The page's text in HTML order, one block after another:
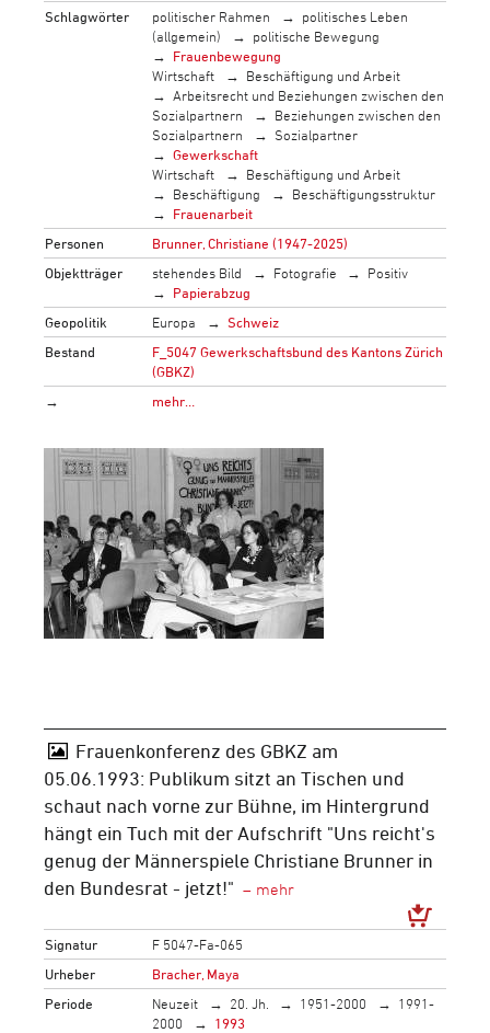
Schlagwörter
politischer Rahmen
politisches Leben
(allgemein)
politische Bewegung
Frauenbewegung
Wirtschaft
Beschäftigung und Arbeit
Arbeitsrecht und Beziehungen zwischen den
Sozialpartnern
Beziehungen zwischen den
Sozialpartnern
Sozialpartner
Gewerkschaft
Wirtschaft
Beschäftigung und Arbeit
Beschäftigung
Beschäftigungsstruktur
Frauenarbeit
Personen
Brunner, Christiane (1947-2025)
Objektträger
stehendes Bild Fotografie
Positiv
Papierabzug
Geopolitik
Europa
Schweiz
Bestand
F_5047 Gewerkschaftsbund des Kantons Zürich
(GBKZ)
→
mehr…
Frauenkonferenz des GBKZ am
05.06.1993: Publikum sitzt an Tischen und
schaut nach vorne zur Bühne, im Hintergrund
hängt ein Tuch mit der Aufschrift "Uns reicht's
genug der Männerspiele Christiane Brunner in
den Bundesrat - jetzt!"
Signatur
F 5047-Fa-065
Urheber
Bracher, Maya
Periode
Neuzeit 20. Jh. 1951-2000
1991-
2000
1993